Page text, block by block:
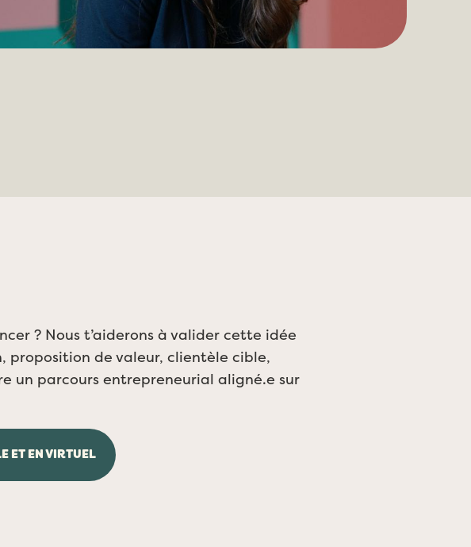
? Nous t’aiderons à valider cette idée
proposition de valeur, clientèle cible,
un parcours entrepreneurial aligné.e sur
ET EN VIRTUEL